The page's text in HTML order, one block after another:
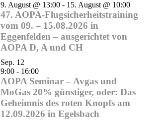
9. August @ 13:00 - 15. August @ 10:00
47. AOPA-Flugsicherheitstraining
vom 09. – 15.08.2026 in
Eggenfelden – ausgerichtet von
AOPA D, A und CH
Sep. 12
9:00 - 16:00
AOPA Seminar – Avgas und
MoGas 20% günstiger, oder: Das
Geheimnis des roten Knopfs am
12.09.2026 in Egelsbach